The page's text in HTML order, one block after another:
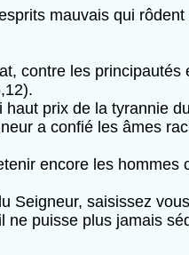
mauvais qui
contre les principautés
prix de la tyrannie
a confié les âmes
encore les hommes
Seigneur, saisissez
puisse plus jamais